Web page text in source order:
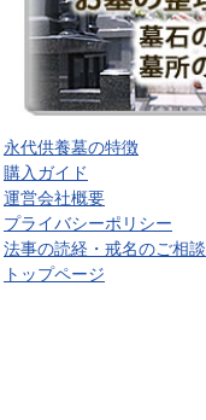
永代供養墓の特徴
購入ガイド
運営会社概要
プライバシーポリシー
法事の読経・戒名のご相談
トップページ